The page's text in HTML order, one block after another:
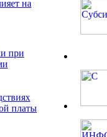
на
при
платы